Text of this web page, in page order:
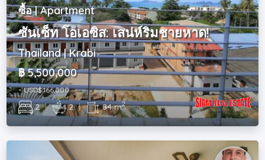
ซื้อ | Apartment
ซันเซ็ท โอเอซิส: เสน่ห์ริมชายหาด!
Thailand | Krabi
฿ 5,500,000
~ USD$ 166,000
2 | 2 | 84 m2